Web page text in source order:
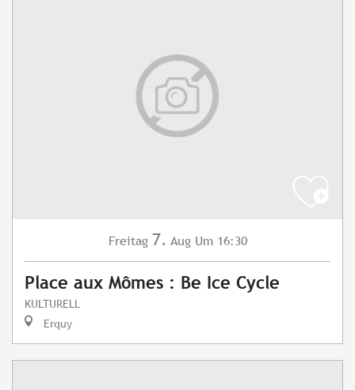
Freitag 7. Aug Um 16:30
Place aux Mômes : Be Ice Cycle
KULTURELL
Erquy